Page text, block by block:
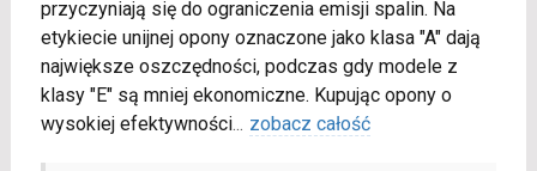
przyczyniają się do ograniczenia emisji spalin. Na
etykiecie unijnej opony oznaczone jako klasa "A" dają
największe oszczędności, podczas gdy modele z
klasy "E" są mniej ekonomiczne. Kupując opony o
wysokiej efektywności... zobacz całość